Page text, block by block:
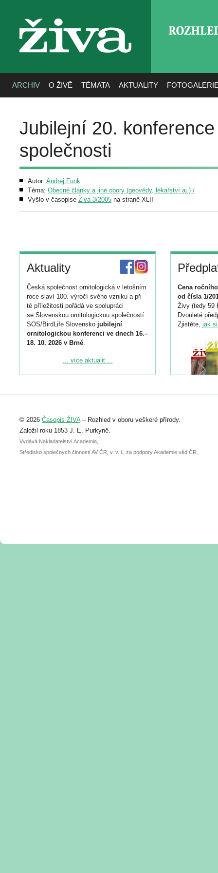
živa
ARCHIV O ŽIVĚ TÉMATA AKTUALITY
Jubilejní 20.
společnosti
Autor: Andrej Funk
Téma: Obecné články a jiné obory (geovědy, lékařství aj.) /
Vyšlo v časopise Živa 3/2005 na straně XLII
Aktuality
Česká společnost ornitologická v letošním
roce slaví 100. výročí svého vzniku a při
té příležitosti pořádá ve spolupráci
se Slovenskou ornitologickou společností
SOS/BirdLife Slovensko jubilejní
ornitologickou konferenci ve dnech 16.–
18. 10. 2026 v Brně.
Podrobnější informace ke konferenci
Registrovat se můžete do 6. září.
abstraktu přihlášené přednášky nebo
posteru je už 30. června.
... více aktualit ...
Cena
od čísla 1/
Živy (tedy 59
Dvouleté
Zjistěte, jak
© 2026 Časopis ŽIVA– Rozhled v oboru veškeré přírody.
Založil roku 1853 J. E. Purkyně.
Vydává Nakladatelství Academia,
Středisko společných činností AV ČR, v. v. i., za podpory Akademie věd ČR.